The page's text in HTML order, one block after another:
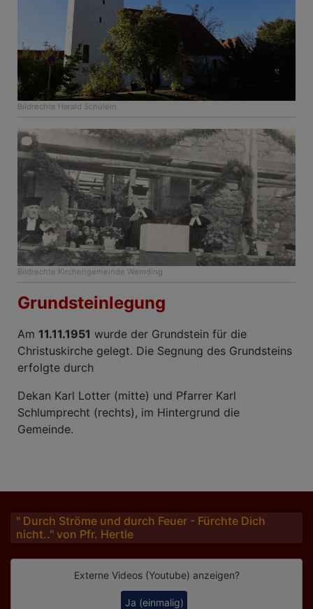
Bildrechte Harald Schülein
Bildrechte Kirchengemeinde Wemding
Grundsteinlegung
Am 11.11.1951 wurde der Grundstein für die
Christuskirche gelegt. Die Segnung des Grundsteins
erfolgte durch
Dekan Karl Lotter (mitte) und Pfarrer Karl
Schlumprecht (rechts), im Hintergrund die
Gemeinde.
" Durch Ströme und durch Feuer - Fürchte Dich
nicht.." von Pfr. Hertle
Externe Videos (Youtube) anzeigen?
Ja (einmalig)